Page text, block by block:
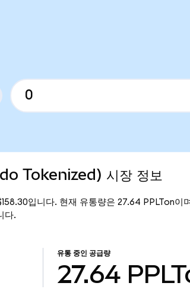
Tokenized) 시장 정보
입니다. 현재 유통량은 27.64 PPLTon이
다.
유통 중인 공급량
27.64